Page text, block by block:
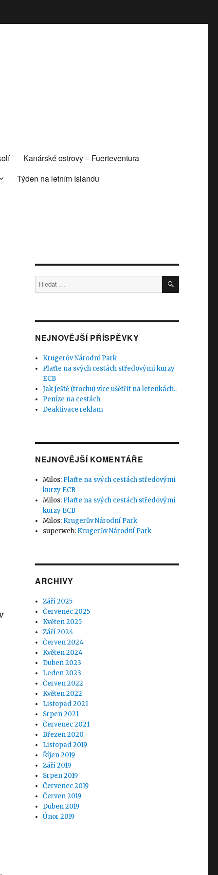
Kanárské ostrovy – Fuerteventura
Týden na letním Islandu
Hledat: HLEDÁNÍ
NEJNOVĚJŠÍ PŘÍSPĚVKY
Krugerův Národní Park
Plaťte na svých cestách středovými kurzy
ECB
Jak ještě (trochu) více ušětřit na letenkách..
Peníze na cestách
Deaktivace reklam
NEJNOVĚJŠÍ KOMENTÁŘE
Milos: Plaťte na svých cestách středovými
kurzy ECB
Milos: Plaťte na svých cestách středovými
kurzy ECB
Milos: Krugerův Národní Park
superweb: Krugerův Národní Park
ARCHIVY
Září 2025
Červenec 2025
Květen 2025
Září 2024
Červen 2024
Květen 2024
Duben 2023
Leden 2023
Červen 2022
Květen 2022
Listopad 2021
Srpen 2021
Červenec 2021
Březen 2020
Listopad 2019
Říjen 2019
Září 2019
Srpen 2019
Červenec 2019
Červen 2019
Duben 2019
Únor 2019